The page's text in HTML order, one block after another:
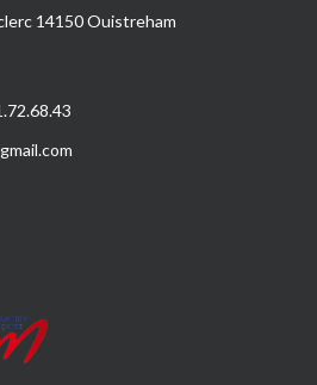
14150 Ouistreham